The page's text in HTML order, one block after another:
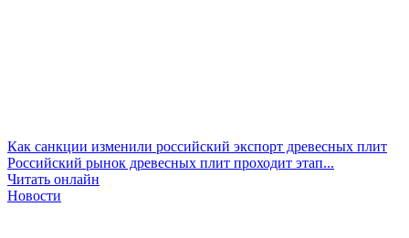
Как санкции изменили российский экспорт древесных плит
Российский рынок древесных плит проходит этап...
Читать онлайн
Новости